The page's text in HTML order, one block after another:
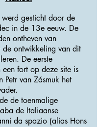
gesticht door de
in de 13e eeuw. De
ontheven van
de ontwikkeling van dit
De eerste
een fort op deze site is
van Zásmuk het
de toenmalige
de Italiaanse
da spazio (alias Hons